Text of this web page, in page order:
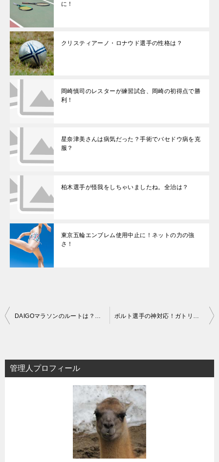
に！
クリスティアーノ・ロナウド選手の性格は？
岡崎慎司のレスターが練習試合、岡崎の初得点で勝
利！
星奈津美さんは病気だった？手術でバセドウ病を克
服？
柏木選手が怪我をしちゃいましたね。全治は？
東京五輪エンブレム使用中止に！ネットの力の強
さ！
投
ビ
ゲ
DAIGOマラソンのルートは？ヤラセはあるの？ ボルト選手の神対応！ガトリン選手の隠れた神対応も…
管理人プロフィール